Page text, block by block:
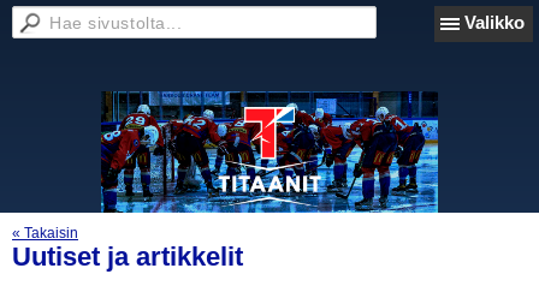
Valikko
« Takaisin
Uutiset ja artikkelit